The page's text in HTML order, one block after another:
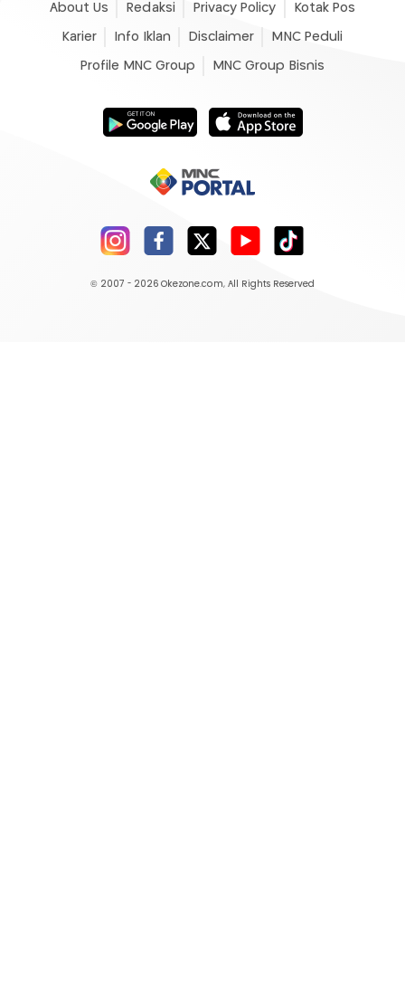
About Us Redaksi Privacy Policy Kotak Pos
Karier Info Iklan Disclaimer MNC Peduli
Profile MNC Group MNC Group Bisnis
© 2007 - 2026 Okezone.com, All Rights Reserved